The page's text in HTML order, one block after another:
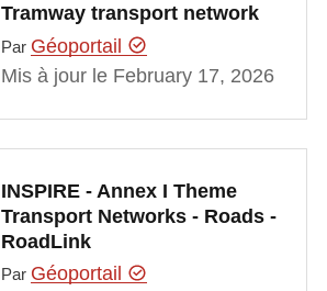
Tramway transport network
Par Géoportail
Mis à jour le February 17, 2026
INSPIRE - Annex I Theme
Transport Networks - Roads -
RoadLink
Par Géoportail